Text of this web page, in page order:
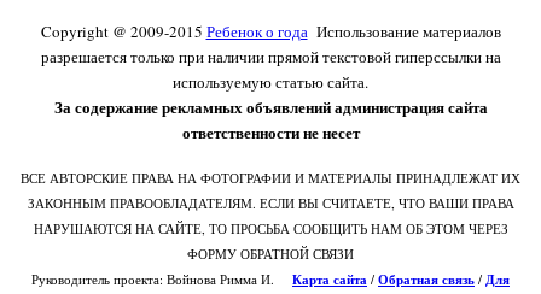
Copyright @ 2009-2015 Ребенок о годаИспользование материалов
разрешается только при наличии прямой текстовой гиперссылки на
используемую статью сайта.
За содержание рекламных объявлений администрация сайта
ответственности не несет
ВСЕ АВТОРСКИЕ ПРАВА НА ФОТОГРАФИИ И МАТЕРИАЛЫ ПРИНАДЛЕЖАТ ИХ
ЗАКОННЫМ ПРАВООБЛАДАТЕЛЯМ. ЕСЛИ ВЫ СЧИТАЕТЕ, ЧТО ВАШИ ПРАВА
НАРУШАЮТСЯ НА САЙТЕ, ТО ПРОСЬБА СООБЩИТЬ НАМ ОБ ЭТОМ ЧЕРЕЗ
ФОРМУ ОБРАТНОЙ СВЯЗИ
Руководитель проекта: Войнова Римма И. Карта сайта / Обратная связь / Для